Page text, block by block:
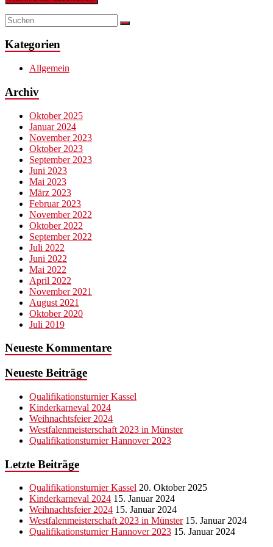
Kategorien
Allgemein
Archiv
Oktober 2025
Januar 2024
November 2023
Oktober 2023
September 2023
Juni 2023
Mai 2023
März 2023
Februar 2023
November 2022
Oktober 2022
September 2022
Juli 2022
Juni 2022
Mai 2022
April 2022
November 2021
August 2021
Oktober 2020
Juli 2019
Neueste Kommentare
Neueste Beiträge
Qualifikationsturnier Kassel
Kinderkarneval 2024
Weihnachtsfeier 2024
Westfalenmeisterschaft 2023 in Münster
Qualifikationsturnier Hannover 2023
Letzte Beiträge
Qualifikationsturnier Kassel 20. Oktober 2025
Kinderkarneval 2024 15. Januar 2024
Weihnachtsfeier 2024 15. Januar 2024
Westfalenmeisterschaft 2023 in Münster 15. Januar 2024
Qualifikationsturnier Hannover 2023 15. Januar 2024